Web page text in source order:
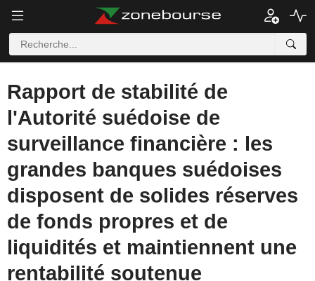
Rapport de stabilité de
l'Autorité suédoise de
surveillance financière : les
grandes banques suédoises
disposent de solides réserves
de fonds propres et de
liquidités et maintiennent une
rentabilité soutenue